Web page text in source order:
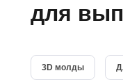
для
3D молды